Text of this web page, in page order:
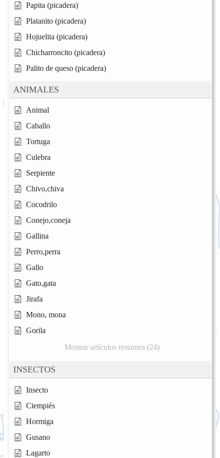
Papita (picadera)
Platanito (picadera)
Hojuelita (picadera)
Chicharroncito (picadera)
Palito de queso (picadera)
ANIMALES
Animal
Caballo
Tortuga
Culebra
Serpiente
Chivo,chiva
Cocodrilo
Conejo,coneja
Gallina
Perro,perra
Gallo
Gato,gata
Jirafa
Mono, mona
Gorila
Mostrar artículos restantes (24)
INSECTOS
Insecto
Ciempiés
Hormiga
Gusano
Lagarto